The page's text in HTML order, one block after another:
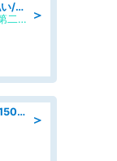
＞
自動車製品の加工・運搬/寮完備/日払い/工場・製造
UTエージェント株式会社AGT西日本第二CU
＞
一般事務・OA事務/事務&軽作業時給1500円土日祝休み各種社保完備